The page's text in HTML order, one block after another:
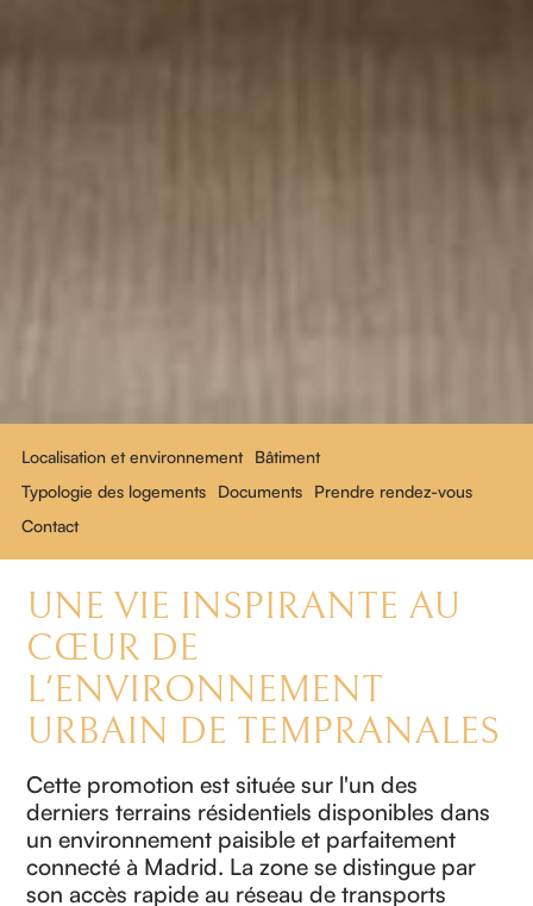
Localisation et environnement
Bâtiment
Typologie des logements
Documents
Prendre rendez-vous
Contact
UNE VIE INSPIRANTE AU
CŒUR DE
L'ENVIRONNEMENT
URBAIN DE TEMPRANALES
Cette promotion est située sur l'un des
derniers terrains résidentiels disponibles dans
un environnement paisible et parfaitement
connecté à Madrid. La zone se distingue par
son accès rapide au réseau de transports